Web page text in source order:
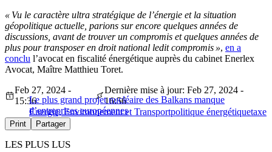
« Vu le caractère ultra stratégique de l’énergie et la situation
géopolitique actuelle, parions sur encore quelques années de
discussions, avant de trouver un compromis et quelques années de
plus pour transposer en droit national ledit compromis », en a
conclu l’avocat en fiscalité énergétique auprès du cabinet Enerlex
Avocat, Maître Matthieu Toret.
Le plus grand projet nucléaire des Balkans manque
d’entreprises européennes
Feb 27, 2024 -
15:36
Dernière mise à jour: Feb 27, 2024 -
16:56
Energie, Environnement et Transportpolitique énergétiquetaxe
Print Partager
LES PLUS LUS